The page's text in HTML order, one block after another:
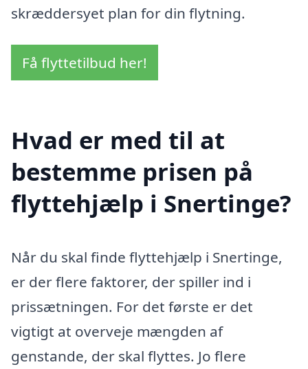
skræddersyet plan for din flytning.
Få flyttetilbud her!
Hvad er med til at
bestemme prisen på
flyttehjælp i Snertinge?
Når du skal finde flyttehjælp i Snertinge,
er der flere faktorer, der spiller ind i
prissætningen. For det første er det
vigtigt at overveje mængden af
genstande, der skal flyttes. Jo flere